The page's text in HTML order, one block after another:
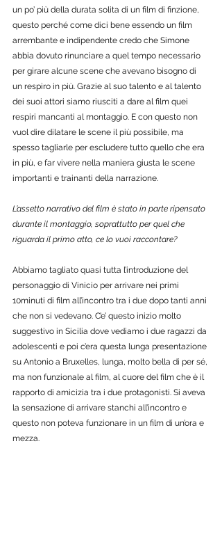
un po’ più della durata solita di un film di finzione,
questo perché come dici bene essendo un film
arrembante e indipendente credo che Simone
abbia dovuto rinunciare a quel tempo necessario
per girare alcune scene che avevano bisogno di
un respiro in più. Grazie al suo talento e al talento
dei suoi attori siamo riusciti a dare al film quei
respiri mancanti al montaggio. E con questo non
vuol dire dilatare le scene il più possibile, ma
spesso tagliarle per escludere tutto quello che era
in più, e far vivere nella maniera giusta le scene
importanti e trainanti della narrazione.
L’assetto narrativo del film è stato in parte ripensato
durante il montaggio, soprattutto per quel che
riguarda il primo atto, ce lo vuoi raccontare?
Abbiamo tagliato quasi tutta l’introduzione del
personaggio di Vinicio per arrivare nei primi
10minuti di film all’incontro tra i due dopo tanti anni
che non si vedevano. C’e’ questo inizio molto
suggestivo in Sicilia dove vediamo i due ragazzi da
adolescenti e poi c’era questa lunga presentazione
su Antonio a Bruxelles, lunga, molto bella di per sé,
ma non funzionale al film, al cuore del film che è il
rapporto di amicizia tra i due protagonisti. Si aveva
la sensazione di arrivare stanchi all’incontro e
questo non poteva funzionare in un film di un’ora e
mezza.